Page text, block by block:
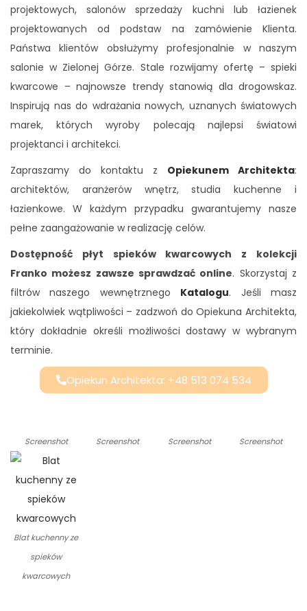
projektowych, salonów sprzedaży kuchni lub łazienek
projektowanych od podstaw na zamówienie Klienta.
Państwa klientów obsłużymy profesjonalnie w naszym
salonie w Zielonej Górze. Stale rozwijamy ofertę – spieki
kwarcowe – najnowsze trendy stanowią dla drogowskaz.
Inspirują nas do wdrażania nowych, uznanych światowych
marek, których wyroby polecają najlepsi światowi
projektanci i architekci.
Zapraszamy do kontaktu z Opiekunem Architekta:
architektów, aranżerów wnętrz, studia kuchenne i
łazienkowe. W każdym przypadku gwarantujemy nasze
pełne zaangażowanie w realizację celów.
Dostępność płyt spieków kwarcowych z kolekcji
Franko możesz zawsze sprawdzać online. Skorzystaj z
filtrów naszego wewnętrznego Katalogu. Jeśli masz
jakiekolwiek wątpliwości – zadzwoń do Opiekuna Architekta,
który dokładnie określi możliwości dostawy w wybranym
terminie.
Opiekun Architekta: +48 513 074 534
Screenshot Screenshot Screenshot Screenshot
Blat kuchenny ze
spieków
kwarcowych